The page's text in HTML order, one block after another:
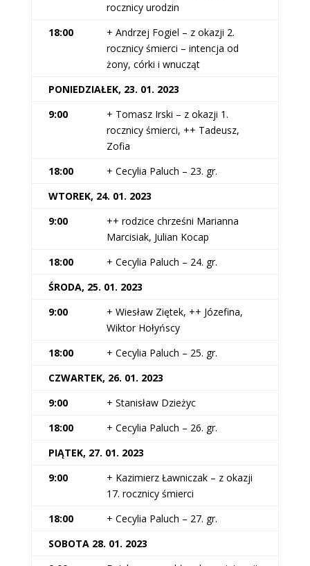
rocznicy urodzin
18:00
+ Andrzej Fogiel – z okazji 2.
rocznicy śmierci – intencja od
żony, córki i wnucząt
PONIEDZIAŁEK, 23. 01. 2023
9:00
+ Tomasz Irski – z okazji 1.
rocznicy śmierci, ++ Tadeusz,
Zofia
18:00
+ Cecylia Paluch – 23. gr.
WTOREK, 24. 01. 2023
9:00
++ rodzice chrześni Marianna
Marcisiak, Julian Kocap
18:00
+ Cecylia Paluch – 24. gr.
ŚRODA, 25. 01. 2023
9:00
+ Wiesław Ziętek, ++ Józefina,
Wiktor Hołyńscy
18:00
+ Cecylia Paluch – 25. gr.
CZWARTEK, 26. 01. 2023
9:00
+ Stanisław Dzieżyc
18:00
+ Cecylia Paluch – 26. gr.
PIĄTEK, 27. 01. 2023
9:00
+ Kazimierz Ławniczak – z okazji
17. rocznicy śmierci
18:00
+ Cecylia Paluch – 27. gr.
SOBOTA 28. 01. 2023